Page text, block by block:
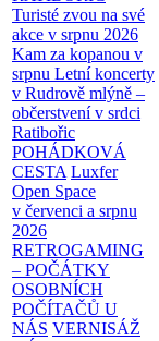
Turisté zvou na své
akce v srpnu 2026
Kam za kopanou v
srpnu Letní koncerty
v Rudrově mlýně –
občerstvení v srdci
Ratibořic
POHÁDKOVÁ
CESTA Luxfer
Open Space
v červenci a srpnu
2026
RETROGAMING
– POČÁTKY
OSOBNÍCH
POČÍTAČŮ U
NÁS VERNISÁŽ